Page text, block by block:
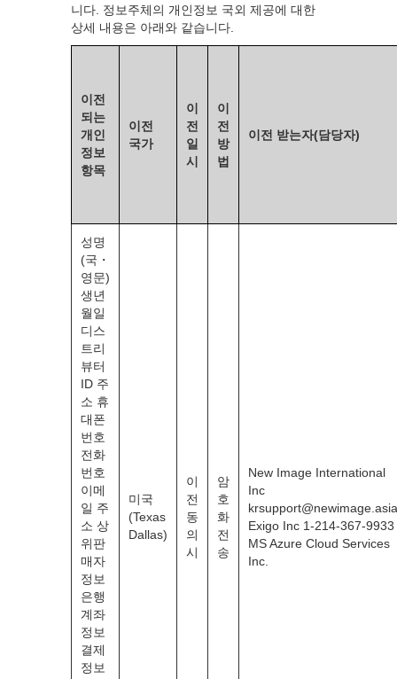
니다. 정보주체의 개인정보 국외 제공에 대한
상세 내용은 아래와 같습니다.
이전
되는
개인
정보
항목
이전
국가
이
전
일
시
이
전
방
법
이전 받는자(담당자)
성명
(국・
영문)
생년
월일
디스
트리
뷰터
ID 주
소 휴
대폰
번호
전화
번호
이메
일 주
소 상
위판
매자
정보
은행
계좌
정보
결제
정보
미국
(Texas
Dallas)
이
전
동
의
시
암
호
화
전
송
New Image International
Inc
krsupport@newimage.asia
Exigo Inc 1-214-367-9933
MS Azure Cloud Services
Inc.